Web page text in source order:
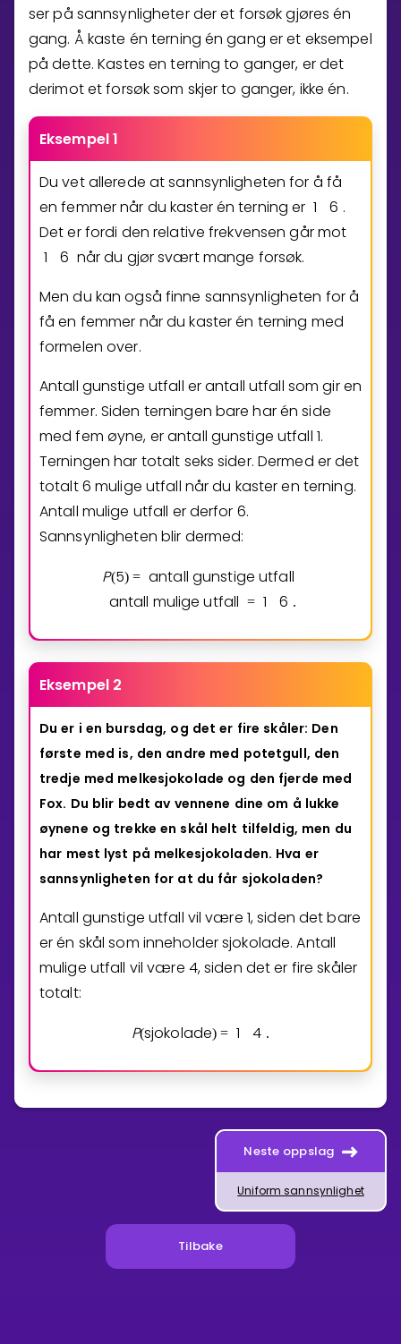
ser på sannsynligheter der et forsøk gjøres én
gang. Å kaste én terning én gang er et eksempel
på dette. Kastes en terning to ganger, er det
derimot et forsøk som skjer to ganger, ikke én.
Eksempel 1
Du vet allerede at sannsynligheten for å få
en femmer når du kaster én terning er 1 6 .
Det er fordi den relative frekvensen går mot
1
6 når du gjør svært mange forsøk.
Men du kan også finne sannsynligheten for å
få en femmer når du kaster én terning med
formelen over.
Antall gunstige utfall er antall utfall som gir en
femmer. Siden terningen bare har én side
med fem øyne, er antall gunstige utfall 1.
Terningen har totalt seks sider. Dermed er det
totalt6 mulige utfall når du kaster en terning.
Antall mulige utfall er derfor 6.
Sannsynligheten blir dermed:
P(5) = antall gunstige utfall
antall mulige utfall = 1 6 .
Eksempel 2
Du er i en bursdag, og det er fire skåler: Den
første med is, den andre med potetgull, den
tredje med melkesjokolade og den fjerde med
Fox. Du blir bedt av vennene dine om å lukke
øynene og trekke en skål helt tilfeldig, men du
har mest lyst på melkesjokoladen. Hva er
sannsynligheten for at du får sjokoladen?
Antall gunstige utfall vil være 1, siden det bare
er én skål som inneholder sjokolade. Antall
mulige utfall vil være 4, siden det er fire skåler
totalt:
P(sjokolade) = 1 4 .
Neste oppslag
Uniform sannsynlighet
Tilbake